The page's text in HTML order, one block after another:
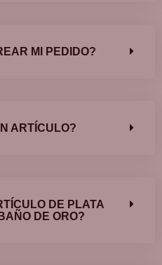
MI PEDIDO?
ARTÍCULO?
DE PLATA
DE ORO?